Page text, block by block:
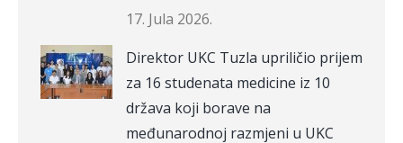
17. Jula 2026.
Direktor UKC Tuzla upriličio prijem
za 16 studenata medicine iz 10
država koji borave na
međunarodnoj razmjeni u UKC